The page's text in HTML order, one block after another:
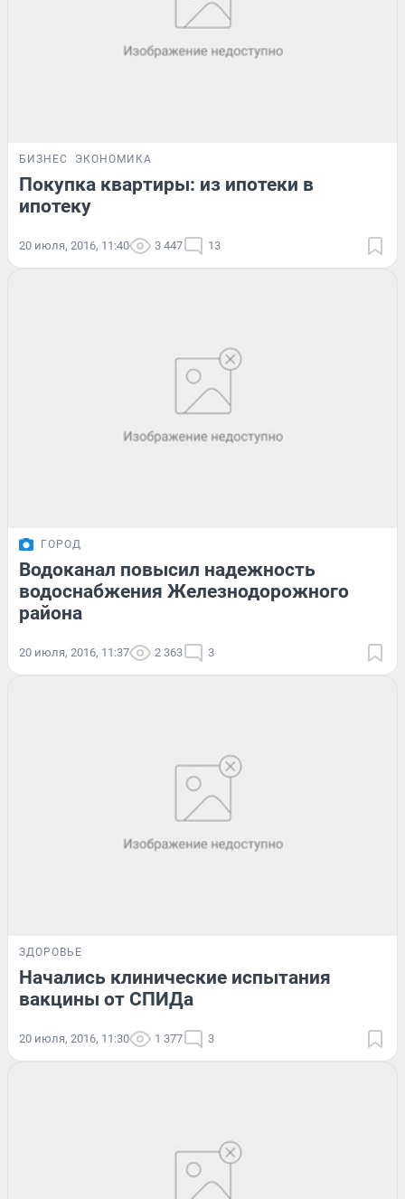
БИЗНЕС ЭКОНОМИКА
Покупка квартиры: из ипотеки в
ипотеку
20 июля, 2016, 11:40 3 447 13
ГОРОД
Водоканал повысил надежность
водоснабжения Железнодорожного
района
20 июля, 2016, 11:37 2 363 3
ЗДОРОВЬЕ
Начались клинические испытания
вакцины от СПИДа
20 июля, 2016, 11:30 1 377 3